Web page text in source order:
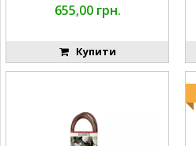
655,00 грн.
Купити